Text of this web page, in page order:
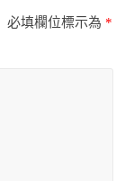
必填欄位標示為 *